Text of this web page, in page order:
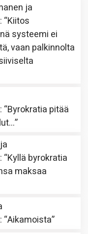
ja
: “Kiitos
systeemi ei
vaan palkinnolta
: “Byrokratia pitää
”
: “Kyllä byrokratia
maksaa
: “Aikamoista”